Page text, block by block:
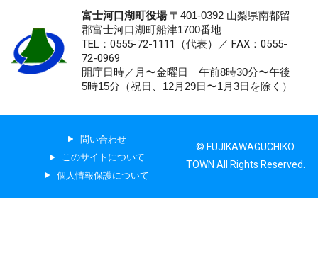
富士河口湖町役場〒401-0392 山梨県南都留
郡富士河口湖町船津1700番地
TEL：0555-72-1111 （代表）／ FAX：0555-
72-0969
開庁日時／月〜金曜日 午前8時30分〜午後
5時15分（祝日、12月29日〜1月3日を除く）
問い合わせ
このサイトについて
個人情報保護について
© FUJIKAWAGUCHIKO
TOWN All Rights Reserved.